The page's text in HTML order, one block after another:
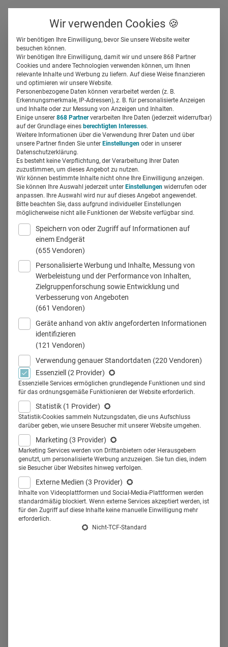
Gespeicherte Beiträge
Suchfeld
Suchen
Suchergebnisse
Suchfeld
Suche starten
Es wurden 92 Ergebnisse gefunden
Telemedizin: Wie Pharma jetzt
punkten kann
Der Run ist eröffnet: Telemedizin bringt Dynamik in den
Markt. An ihr wollen viele Player partizipieren. Auch
Pharma kann davon profitieren.
24.02.2017 ·Healthcare Marketing
Mehr lesen
Telemedizin: Wer wagt, gewinnt?
Die Entwicklung der Telemedizin in Deutschland verläuft
schleppend. Dabei ist gerade jetzt Mut gefragt. Baden-
Württemberg macht's vor.
22.02.2017·Doc Insights·4 Min Lesezeit
Healthcare Wearables. MedTech
Wir verwenden Cookies 🍪
Wir benötigen Ihre Einwilligung, bevor Sie unsere Website weiter
besuchen können.
Wir benötigen Ihre Einwilligung, damit wir und unsere 868 Partner
Cookies und andere Technologien verwenden können, um Ihnen
relevante Inhalte und Werbung zu liefern. Auf diese Weise finanzieren
und optimieren wir unsere Website.
Personenbezogene Daten können verarbeitet werden (z. B.
Erkennungsmerkmale, IP-Adressen), z. B. für personalisierte Anzeigen
und Inhalte oder zur Messung von Anzeigen und Inhalten.
Einige unserer 868 Partnerverarbeiten Ihre Daten (jederzeit widerrufbar)
auf der Grundlage eines berechtigten Interesses.
Weitere Informationen über die Verwendung Ihrer Daten und über
unsere Partner finden Sie unter Einstellungen oder in unserer
Datenschutzerklärung.
Es besteht keine Verpflichtung, der Verarbeitung Ihrer Daten
zuzustimmen, um dieses Angebot zu nutzen.
Wir können bestimmte Inhalte nicht ohne Ihre Einwilligung anzeigen.
Sie können Ihre Auswahl jederzeit unter Einstellungen widerrufen oder
anpassen. Ihre Auswahl wird nur auf dieses Angebot angewendet.
Bitte beachten Sie, dass aufgrund individueller Einstellungen
möglicherweise nicht alle Funktionen der Website verfügbar sind.
Speichern von oder Zugriff auf Informationen auf
einem Endgerät
(655 Vendoren)
Personalisierte Werbung und Inhalte, Messung von
Werbeleistung und der Performance von Inhalten,
Zielgruppenforschung sowie Entwicklung und
Verbesserung von Angeboten
(661 Vendoren)
Geräte anhand von aktiv angeforderten Informationen
identifizieren
(121 Vendoren)
Verwendung genauer Standortdaten (220 Vendoren)
Essenziell
(2 Provider)
Essenzielle Services ermöglichen grundlegende Funktionen und sind
für das ordnungsgemäße Funktionieren der Website erforderlich.
Statistik (1 Provider)
Statistik-Cookies sammeln Nutzungsdaten, die uns Aufschluss
darüber geben, wie unsere Besucher mit unserer Website umgehen.
Marketing (3 Provider)
Marketing Services werden von Drittanbietern oder Herausgebern
genutzt, um personalisierte Werbung anzuzeigen. Sie tun dies, indem
sie Besucher über Websites hinweg verfolgen.
Externe Medien (3 Provider)
Inhalte von Videoplattformen und Social-Media-Plattformen werden
standardmäßig blockiert. Wenn externe Services akzeptiert werden, ist
für den Zugriff auf diese Inhalte keine manuelle Einwilligung mehr
erforderlich.
Nicht-TCF-Standard